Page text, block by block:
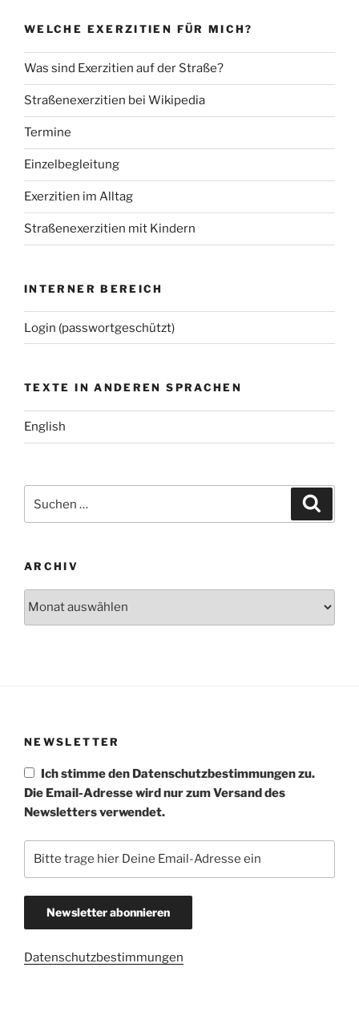
WELCHE EXERZITIEN FÜR MICH?
Was sind Exerzitien auf der Straße?
Straßenexerzitien bei Wikipedia
Termine
Einzelbegleitung
Exerzitien im Alltag
Straßenexerzitien mit Kindern
INTERNER BEREICH
Login (passwortgeschützt)
TEXTE IN ANDEREN SPRACHEN
English
nach:
ARCHIV
NEWSLETTER
Ich stimme den Datenschutzbestimmungen zu.
Die Email-Adresse wird nur zum Versand des
Newsletters verwendet.
Datenschutzbestimmungen